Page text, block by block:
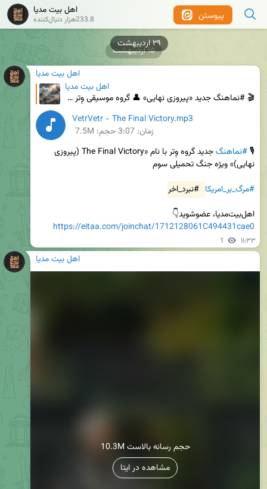
پیوستن اهل بیت مدیا
233.8هزار دنبال‌کننده
اهل بیت مدیا
اهل بیت مدیا
🎬 #نماهنگ جدید «پیروزی نهایی» 👤 گروه موسیقی وِتر (صوت کامل) 💢 اثری به زبان انگلیسی ✊🏻 #مرگ_بر_امری
VetrVetr - The Final Victory.mp3
زمان: 3:07 حجم: 7.5M
🎙 #نماهنگ
#مرگ_بر_امریکا #نبرد_اخر
اهل‌بیت‌مدیا، عضوشوید👇
https://eitaa.com/joinchat/1712128061C494431cae0
1 ۱۱:۳۳
۱۵ اردیبهشت
اهل بیت مدیا
10.3M حجم رسانه بالاست
مشاهده در ایتا